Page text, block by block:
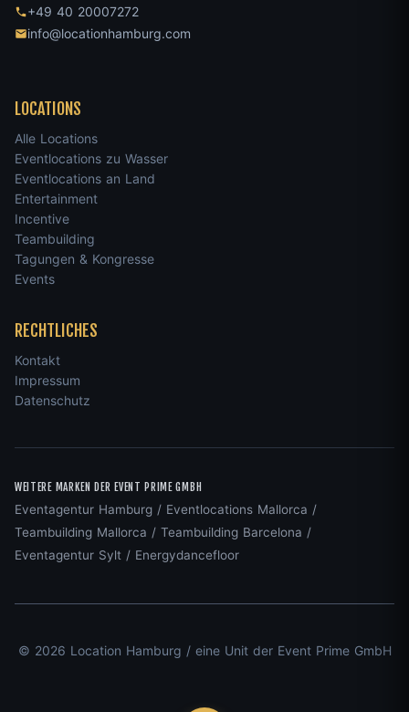
+49 40 20007272
info@locationhamburg.com
LOCATIONS
Alle Locations
Eventlocations zu Wasser
Eventlocations an Land
Entertainment
Incentive
Teambuilding
Tagungen & Kongresse
Events
RECHTLICHES
Kontakt
Impressum
Datenschutz
WEITERE MARKEN DER EVENT PRIME GMBH
Eventagentur Hamburg / Eventlocations Mallorca /
Teambuilding Mallorca / Teambuilding Barcelona /
Eventagentur Sylt / Energydancefloor
© 2026 Location Hamburg / eine Unit der Event Prime GmbH